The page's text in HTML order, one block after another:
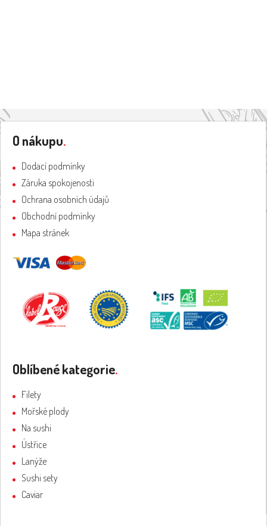
Z
a
t
í
O nákupu.
Dodací podmínky
Záruka spokojenosti
Ochrana osobních údajů
Obchodní podmínky
Mapa stránek
Oblíbené kategorie.
Filety
Mořské plody
Na sushi
Ústřice
Lanýže
Sushi sety
Caviar